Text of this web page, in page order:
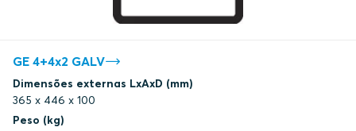
GE 4+4x2 GALV
Dimensões externas LxAxD (mm)
365 x 446 x 100
Peso (kg)